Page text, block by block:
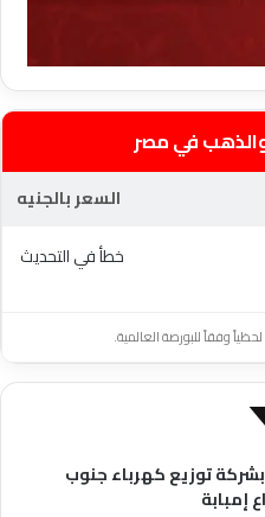
في مصر
السعر بالجنيه
خطأ في التحديث
وفقاً للبورصة العالمية.
توزيع كهرباء جنوب
إمبابة